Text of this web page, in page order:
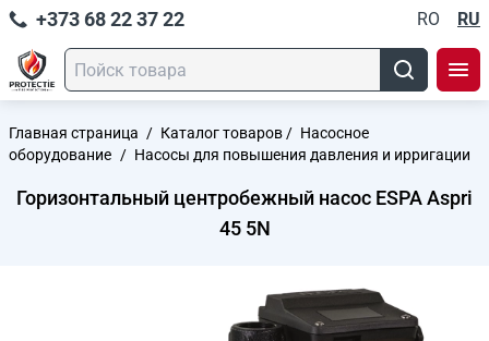
+373 68 22 37 22 RO RU
Главная страница / Каталог товаров / Насосное
оборудование / Насосы для повышения давления и ирригации
Горизонтальный центробежный насос ESPA Aspri
45 5N